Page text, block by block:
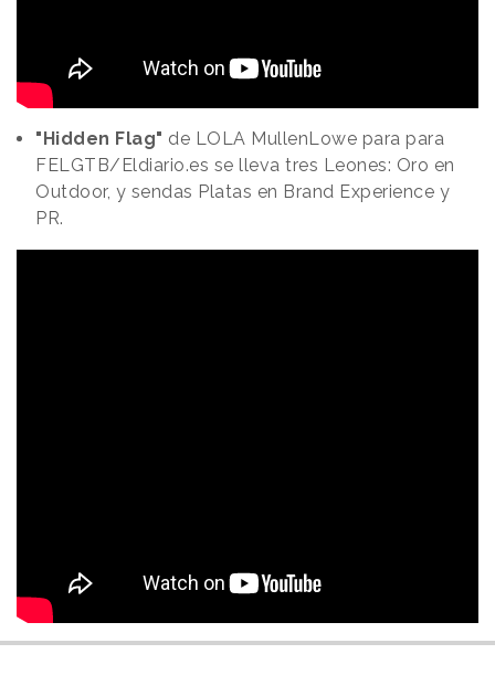
"Hidden Flag" de LOLA MullenLowe para para
FELGTB/Eldiario.es se lleva tres Leones: Oro en
Outdoor, y sendas Platas en Brand Experience y
PR.